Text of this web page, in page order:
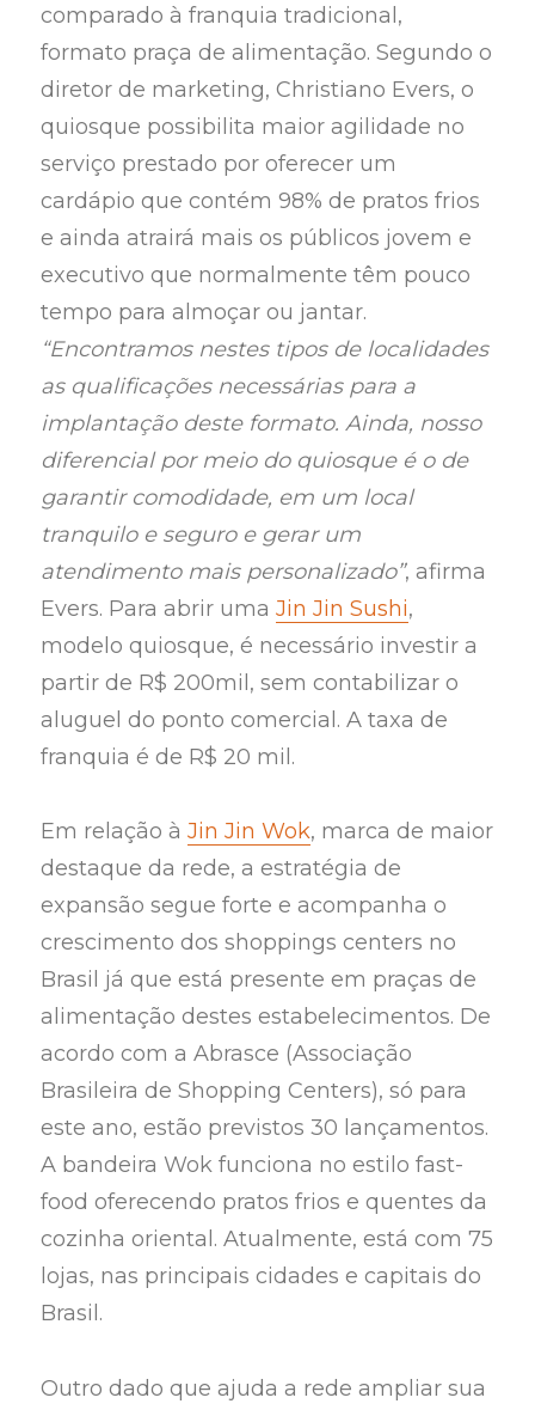
comparado à franquia tradicional,
formato praça de alimentação. Segundo o
diretor de marketing, Christiano Evers, o
quiosque possibilita maior agilidade no
serviço prestado por oferecer um
cardápio que contém 98% de pratos frios
e ainda atrairá mais os públicos jovem e
executivo que normalmente têm pouco
tempo para almoçar ou jantar.
“Encontramos nestes tipos de localidades
as qualificações necessárias para a
implantação deste formato. Ainda, nosso
diferencial por meio do quiosque é o de
garantir comodidade, em um local
tranquilo e seguro e gerar um
atendimento mais personalizado”, afirma
Evers. Para abrir umaJin Jin Sushi,
modelo quiosque, é necessário investir a
partir de R$ 200mil, sem contabilizar o
aluguel do ponto comercial. A taxa de
franquia é de R$ 20 mil.
Em relação àJin Jin Wok, marca de maior
destaque da rede, a estratégia de
expansão segue forte e acompanha o
crescimento dos shoppings centers no
Brasil já que está presente em praças de
alimentação destes estabelecimentos. De
acordo com a Abrasce (Associação
Brasileira de Shopping Centers), só para
este ano, estão previstos 30 lançamentos.
A bandeira Wok funciona no estilo fast-
food oferecendo pratos frios e quentes da
cozinha oriental. Atualmente, está com 75
lojas, nas principais cidades e capitais do
Brasil.
Outro dado que ajuda a rede ampliar sua